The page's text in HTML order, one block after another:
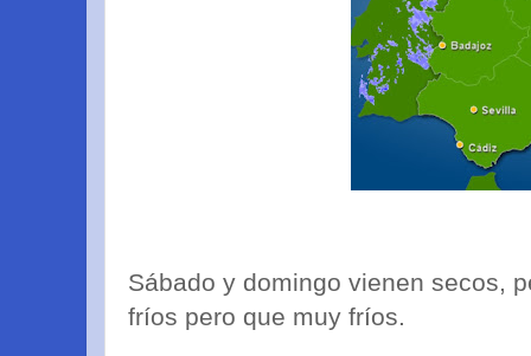
Sábado y domingo vienen secos,
fríos pero que muy fríos.